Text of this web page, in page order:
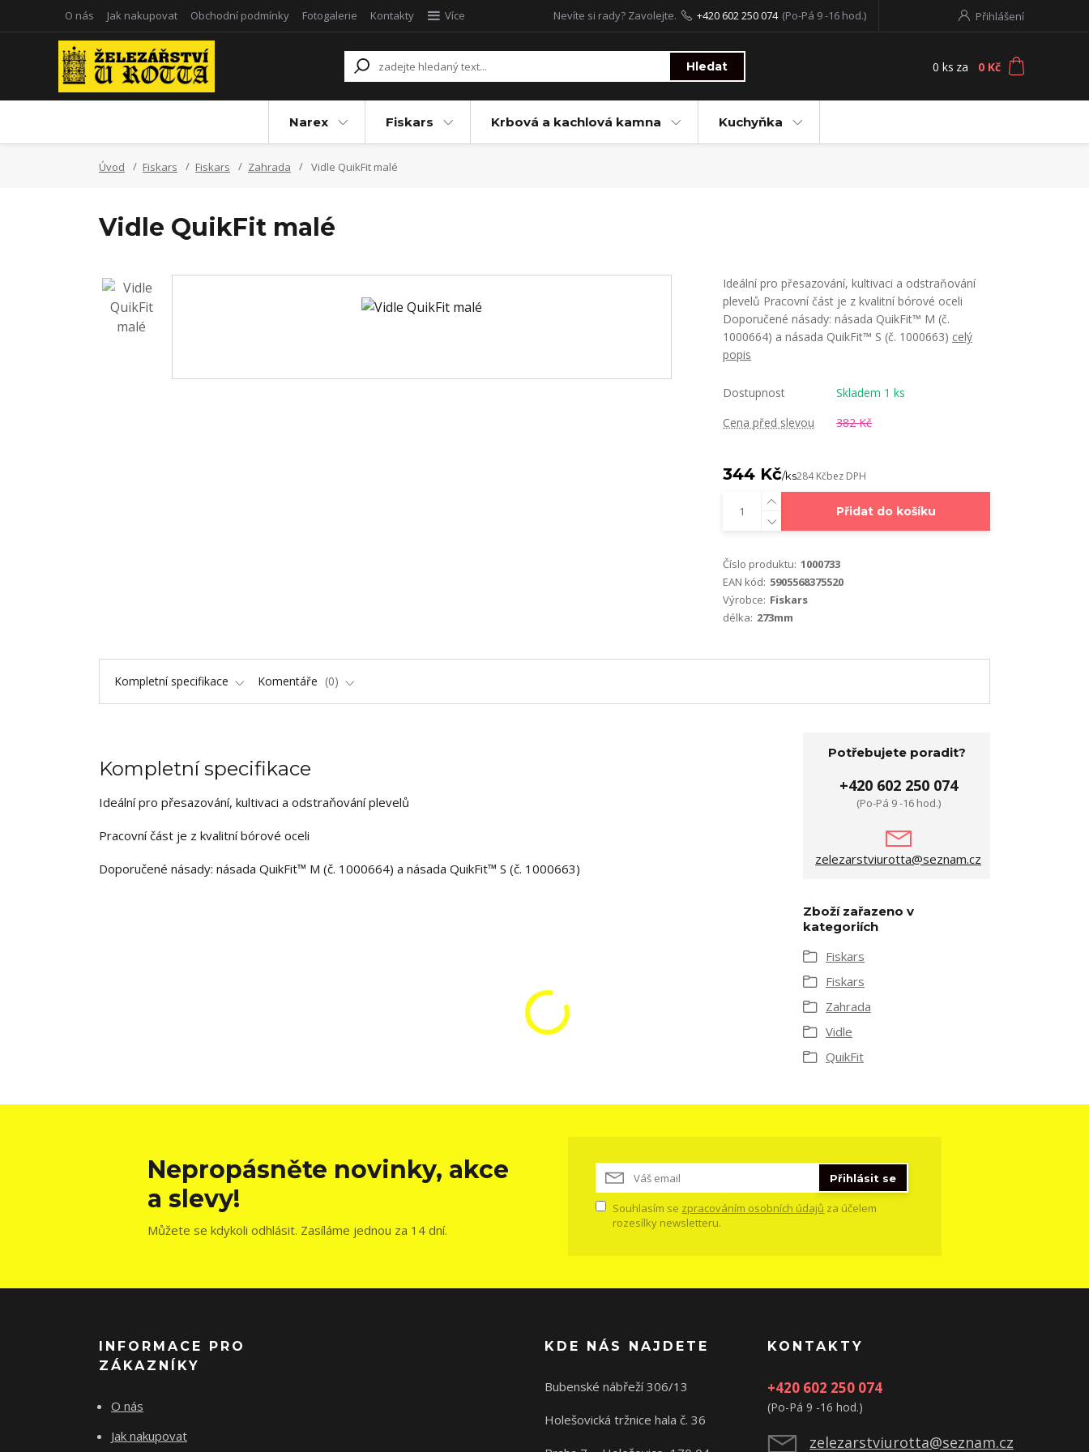
O nás Jak nakupovat Obchodní podmínky Fotogalerie Kontakty Více Přihlášení
Hledat
Nevíte si rady? Zavolejte. +420 602 250 074 (Po-Pá 9 -16 hod.)
0 ks za 0 Kč
Narex Fiskars Krbová a kachlová kamna Kuchyňka
Úvod Fiskars Fiskars Zahrada Vidle QuikFit malé
Vidle QuikFit malé
Ideální pro přesazování, kultivaci a odstraňování
plevelů Pracovní část je z kvalitní bórové oceli
Doporučené násady: násada QuikFit™ M (č.
1000664) a násada QuikFit™ S (č. 1000663) celý
popis
Dostupnost
Skladem 1 ks
Cena před slevou
382 Kč
344 Kč/ks284 Kčbez DPH
Přidat do košíku
Číslo produktu: 1000733
EAN kód: 5905568375520
Výrobce: Fiskars
délka: 273mm
Kompletní specifikace Komentáře 0
Kompletní specifikace
Ideální pro přesazování, kultivaci a odstraňování plevelů
Pracovní část je z kvalitní bórové oceli
Doporučené násady: násada QuikFit™ M (č. 1000664) a násada QuikFit™ S (č. 1000663)
Potřebujete poradit?
+420 602 250 074
(Po-Pá 9 -16 hod.)
zelezarstviurotta@seznam.cz
Zboží zařazeno v
kategoriích
Fiskars
Fiskars
Zahrada
Vidle
QuikFit
Nepropásněte novinky, akce
a slevy!
Můžete se kdykoli odhlásit. Zasíláme jednou za 14 dní.
Přihlásit se
Souhlasím se zpracováním osobních údajů za účelem
rozesílky newsletteru.
INFORMACE PRO
ZÁKAZNÍKY
O nás
Jak nakupovat
KDE NÁS NAJDETE
Bubenské nábřeží 306/13
Holešovická tržnice hala č. 36
KONTAKTY
+420 602 250 074
(Po-Pá 9 -16 hod.)
zelezarstviurotta@seznam.cz